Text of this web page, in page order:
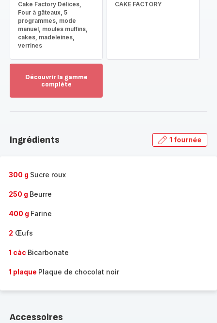
Cake Factory Délices,
Four à gâteaux, 5
programmes, mode
manuel, moules muffins,
cakes, madeleines,
verrines
CAKE FACTORY
Découvrir la gamme
complète
gamme
Ingrédients 1 fournée
300 g Sucre roux
250 g Beurre
400 g Farine
2 Œufs
1 càc Bicarbonate
1 plaque Plaque de chocolat noir
Accessoires